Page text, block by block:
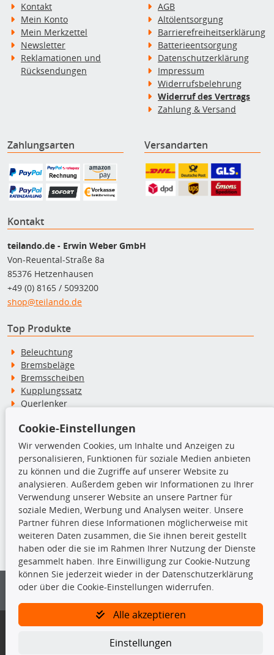
Kontakt
Mein Konto
Mein Merkzettel
Newsletter
Reklamationen und
Rücksendungen
AGB
Altölentsorgung
Barrierefreiheitserklärung
Batterieentsorgung
Datenschutzerklärung
Impressum
Widerrufsbelehrung
Widerruf des Vertrags
Zahlung & Versand
Zahlungsarten Versandarten
Kontakt
teilando.de - Erwin Weber GmbH
Von-Reuental-Straße 8a
85376 Hetzenhausen
+49 (0) 8165 / 5093200
shop@teilando.de
Top Produkte
Beleuchtung
Bremsbeläge
Bremsscheiben
Kupplungssatz
Querlenker
Stoßdämpfer
TecDoc Inside
Die hier angezeigten Daten insbesondere die gesamte Datenbank dürfen
nicht kopiert werden.
Es ist zu unterlassen, die Daten oder die gesamte Datenbank ohne
vorherige Zustimmung von TecDoc zu vervielfältigen, zu verbreiten
und/oder diese Handlungen durch Dritte ausführen zu lassen. Ein
Bitte prüfen Sie, ob das über unseren Onlineshop identifizierte Ersatzteil
Gegebenenfalls sind ergänzende Informationen notwendig, um
Cookie-Einstellungen
Wir verwenden Cookies, um Inhalte und Anzeigen zu
personalisieren, Funktionen für soziale Medien anbieten
zu können und die Zugriffe auf unserer Website zu
analysieren. Außerdem geben wir Informationen zu Ihrer
Verwendung unserer Website an unsere Partner für
soziale Medien, Werbung und Analysen weiter. Unsere
Partner führen diese Informationen möglicherweise mit
weiteren Daten zusammen, die Sie ihnen bereit gestellt
haben oder die sie im Rahmen Ihrer Nutzung der Dienste
gesammelt haben. Ihre Einwilligung zur Cookie-Nutzung
können Sie jederzeit wieder in der Datenschutzerklärung
oder über die Cookie-Einstellungen widerrufen.
Alle akzeptieren
Einstellungen